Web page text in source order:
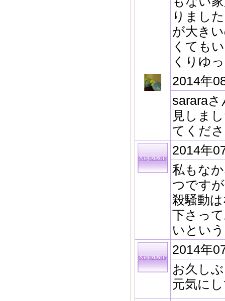
りまし
が大き
くても
くりゆ
2014年
sarara
見しま
てくだ
2014年
私もな
つです
殺騒動
下さっ
いとい
2014年
お久し
元気に